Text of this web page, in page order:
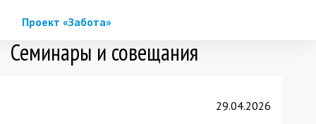
Проект «Забота»
Семинары и совещания
29.04.2026